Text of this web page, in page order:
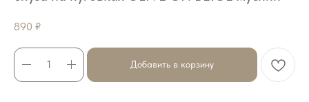
890 ₽
Добавить в корзину